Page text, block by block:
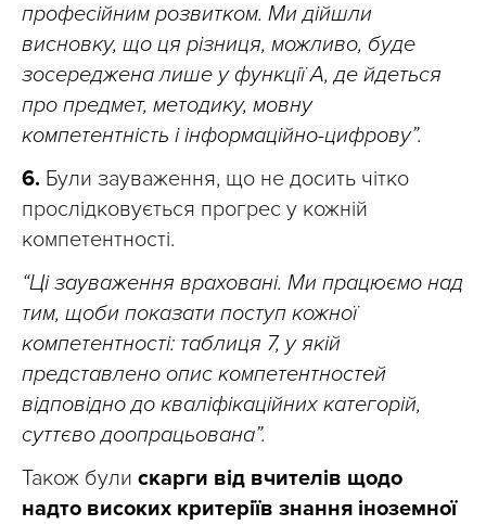
професійним розвитком. Ми дійшли
висновку, що ця різниця, можливо, буде
зосереджена лише у функції А, де йдеться
про предмет, методику, мовну
компетентність і інформаційно-цифрову”.
6. Були зауваження, що не досить чітко
прослідковується прогрес у кожній
компетентності.
“Ці зауваження враховані. Ми працюємо над
тим, щоби показати поступ кожної
компетентності: таблиця 7, у якій
представлено опис компетентностей
відповідно до кваліфікаційних категорій,
суттєво доопрацьована”.
Також були скарги від вчителів щодо
надто високих критеріїв знання іноземної